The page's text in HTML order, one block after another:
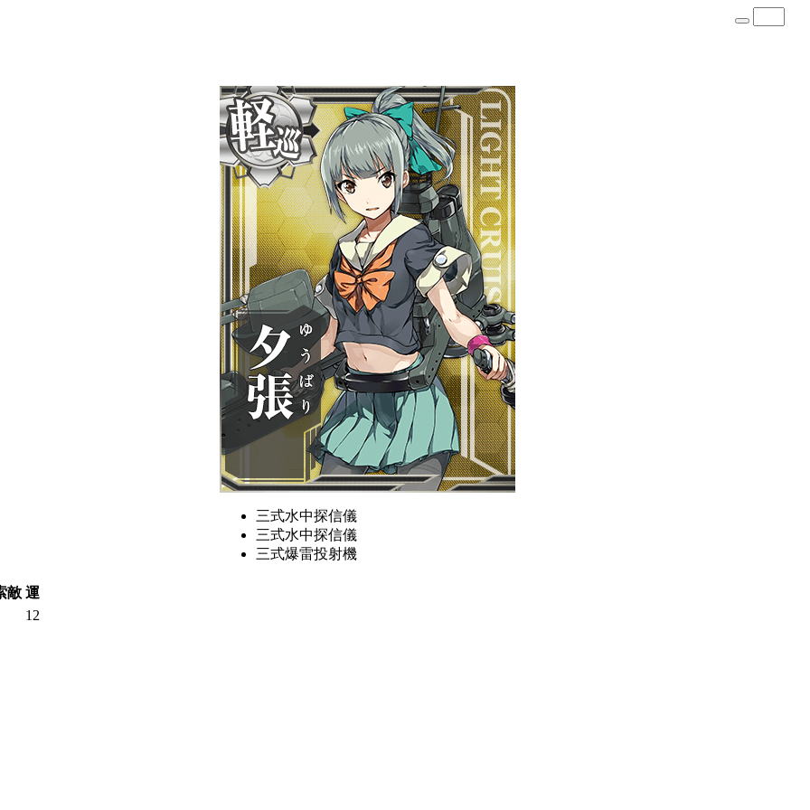
三式水中探信儀
三式水中探信儀
三式爆雷投射機
敵 運
12